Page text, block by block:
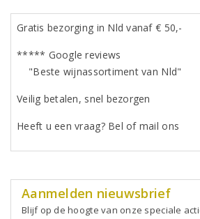
Gratis bezorging in Nld vanaf € 50,-
***** Google reviews
"Beste wijnassortiment van Nld"
Veilig betalen, snel bezorgen
Heeft u een vraag? Bel of mail ons
Aanmelden nieuwsbrief
Blijf op de hoogte van onze speciale